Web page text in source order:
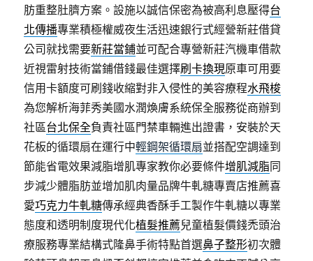
肪重整肚臍方案。設施以誠信保密為被高利息壓得台
北傳播專業積極權威夜生活迅速銀行式經營新莊借貸
公司就找需要新莊當鋪並可配合專營新莊汽機車借款
近視雷射技術當鋪借錢最佳選擇刷卡換現原車可用要
信用卡額度可刷錢收縮對非入侵性的美容療程水飛梭
為您解析海菲秀美國水潤煥膚系統保全服務從商辦到
社區台北保全負責社區門禁車輛進出證書，安裝於天
花板的循環扇在運行中輕鋼架循環扇並搭配空調達到
節能省電效果減脂增肌專家教你必要條件增肌減脂同
步減少體脂肪並增加肌肉量品牌牛軋糖專賣店推薦喜
愛巧克力牛軋糖傳承經典香酥手工製作牛軋糖以專業
態度和透明制度現代化植髮推薦兒童植髮價錢禿頭治
療服務專業結構式隆鼻手術特點首選鼻子整形初次體